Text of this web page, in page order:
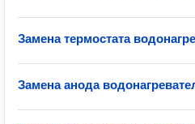
Замена термостата
Замена анода